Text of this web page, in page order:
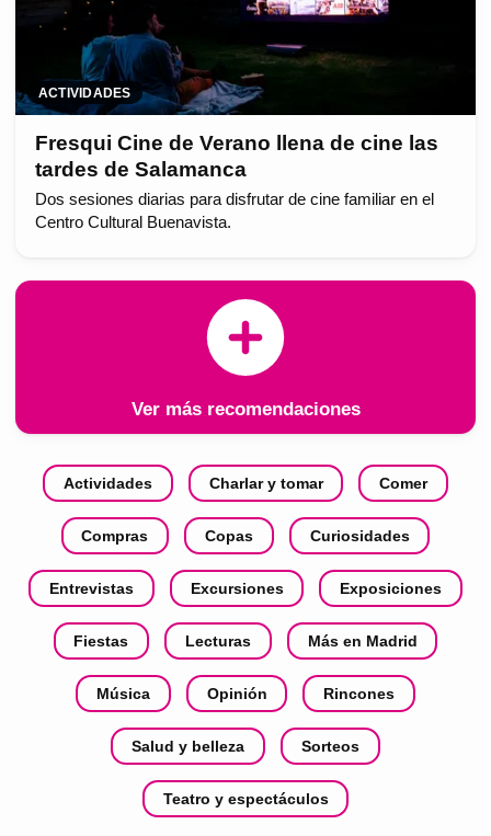
ACTIVIDADES
Fresqui Cine de Verano llena de cine las
tardes de Salamanca
Dos sesiones diarias para disfrutar de cine familiar en el
Centro Cultural Buenavista.
Ver más recomendaciones
Actividades Charlar y tomar Comer
Compras Copas Curiosidades
Entrevistas Excursiones Exposiciones
Fiestas Lecturas Más en Madrid
Música Opinión Rincones
Salud y belleza Sorteos
Teatro y espectáculos